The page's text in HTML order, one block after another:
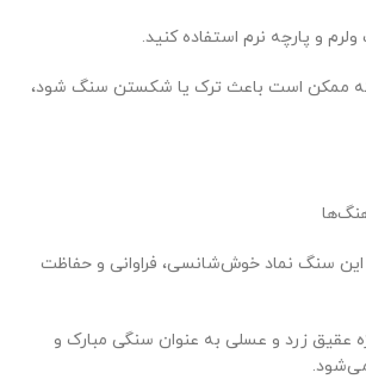
و پارچه نرم استفاده کنید.
که ممکن است باعث ترک یا شکستن سنگ شود،
سنگ نماد خوش‌شانسی، فراوانی و حفاظت
عقیق زرد و عسلی به عنوان سنگی مبارک و